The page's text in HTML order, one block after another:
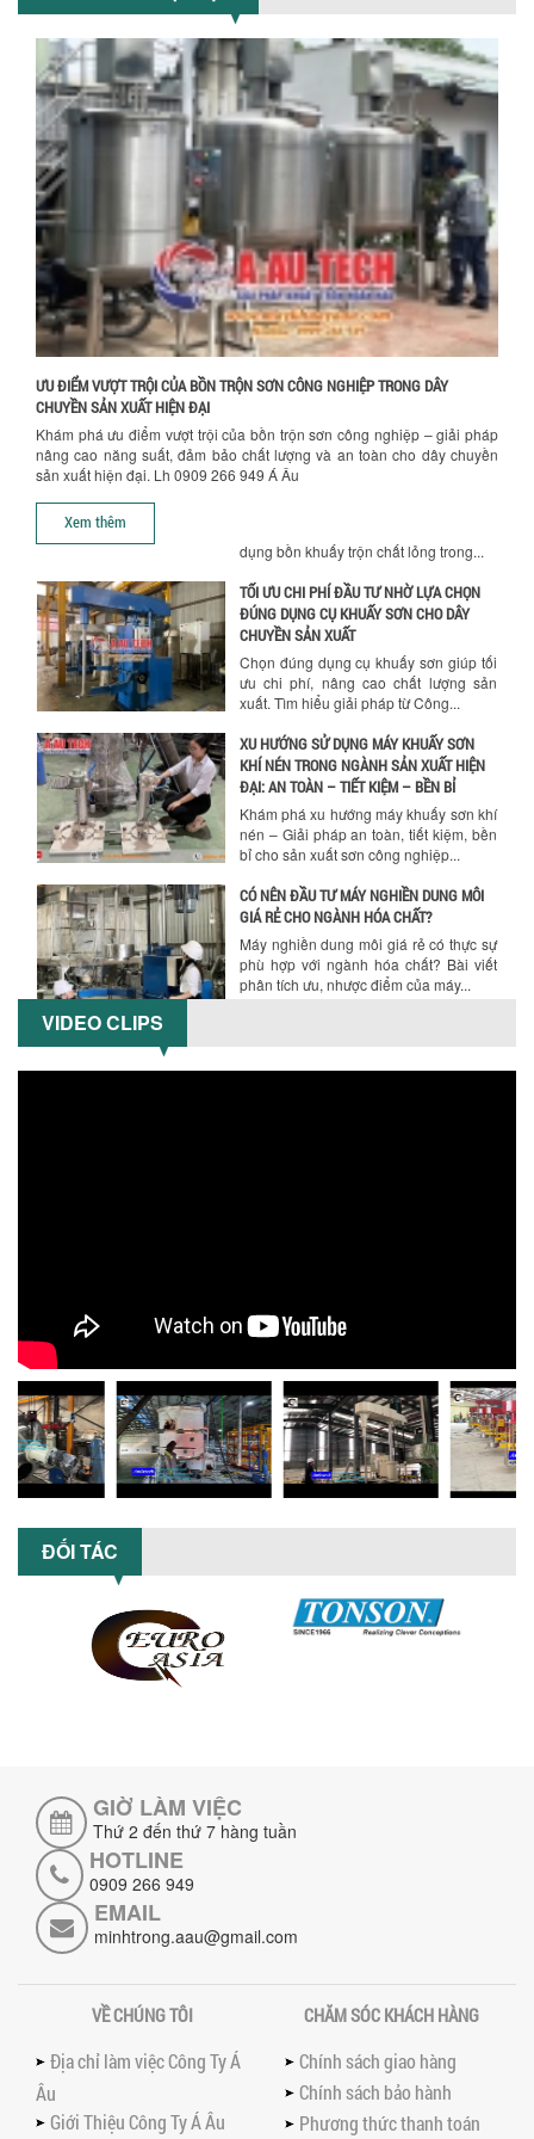
Chính sách giao hàng
Hướng dẫn thanh toán mua hàng
ƯU ĐIỂM VƯỢT TRỘI CỦA BỒN TRỘN SƠN CÔNG NGHIỆP TRONG DÂY
CHUYỀN SẢN XUẤT HIỆN ĐẠI
Khám phá ưu điểm vượt trội của bồn trộn sơn công nghiệp – giải pháp
nâng cao năng suất, đảm bảo chất lượng và an toàn cho dây chuyền
sản xuất hiện đại. Lh 0909 266 949 Á Âu
Xem thêm
giúp doanh nghiệp lựa chọn máy khuấy
trộn hóa chất phù hợp. Từ máy khuấy
hóa...
NHỮNG YẾU TỐ QUYẾT ĐỊNH KHI CHỌN
BỒN KHUẤY SƠN: VẬT LIỆU, DUNG TÍCH VÀ
Khám phá các yếu tố quan trọng khi
chọn bồn khuấy sơn: Vật liệu, dung tích
và công suất khuấy. Giải pháp tối...
BỒN KHUẤY TRỘN CHẤT LỎNG CHO
NGÀNH HÓA CHẤT: NHỮNG YẾU TỐ QUYẾT
ĐỊNH CHẤT LƯỢNG SẢN PHẨM CUỐI
CÙNG
Khám phá những yếu tố quan trọng
quyết định chất lượng sản phẩm khi sử
TỐI ƯU CHI PHÍ ĐẦU TƯ NHỜ LỰA CHỌN
ĐÚNG DỤNG CỤ KHUẤY SƠN CHO DÂY
ưu chi phí, nâng cao chất lượng sản
xuất. Tìm hiểu giải pháp từ Công...
XU HƯỚNG SỬ DỤNG MÁY KHUẤY SƠN
KHÍ NÉN TRONG NGÀNH SẢN XUẤT HIỆN
ĐẠI: AN TOÀN – TIẾT KIỆM – BỀN BỈ
Khám phá xu hướng máy khuấy sơn khí
nén – Giải pháp an toàn, tiết kiệm, bền
bỉ cho sản xuất sơn công nghiệp...
CÓ NÊN ĐẦU TƯ MÁY NGHIỀN DUNG MÔI
GIÁ RẺ CHO NGÀNH HÓA CHẤT?
Máy nghiền dung môi giá rẻ có thực sự
phù hợp với ngành hóa chất? Bài viết
phân tích ưu, nhược điểm của máy...
5 LỢI ÍCH NỔI BẬT KHI SỬ DỤNG MÁY
Khám phá 5 lợi ích khi sử dụng máy
khuấy sơn dùng điện: nâng cao chất
lượng, tiết kiệm chi phí, tăng năng
khắc phục hiệu quả giúp doanh
nghiệp...
MÁY NGHIỀN HỮU CƠ LỎNG: GIẢI PHÁP
TỐI ƯU VỚI CÔNG NGHỆ MÁY NGHIỀN
NGANG CÁNH NGHIỀN CERAMIC
Máy nghiền hữu cơ lỏng sử dụng công
nghệ máy nghiền ngang cánh nghiền
ceramic giúp nâng cao độ mịn, hiệu
NGHIỆP SẢN XUẤT NÔNG NGHIỆP
Tìm hiểu lợi ích khi đầu tư máy trộn
đặt và vận hành máy khuấy hóa chất
khí nén để đảm bảo an toàn, hiệu...
Tìm hiểu sự khác biệt giữa máy trộn bột
khô công nghiệp và máy trộn bột gia
SO SÁNH MÁY KHUẤY PHÒNG NỔ VỚI MÁY
So sánh máy khuấy phòng nổ và máy
khuấy thường chi tiết: sự khác biệt về an
toàn, giá trị mang lại, ứng dụng...
VIDEO CLIPS
ĐỐI TÁC
GIỜ LÀM VIỆC
Thứ 2 đến thứ 7 hàng tuần
HOTLINE
0909 266 949
EMAIL
minhtrong.aau@gmail.com
VỀ CHÚNG TÔI
Địa chỉ làm việc Công Ty Á
Âu
Giới Thiệu Công Ty Á Âu
CHĂM SÓC KHÁCH HÀNG
Chính sách giao hàng
Chính sách bảo hành
Phương thức thanh toán